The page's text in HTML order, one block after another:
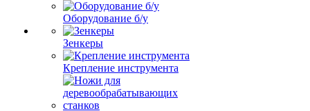
Оборудование б/у
Зенкеры
Крепление инструмента